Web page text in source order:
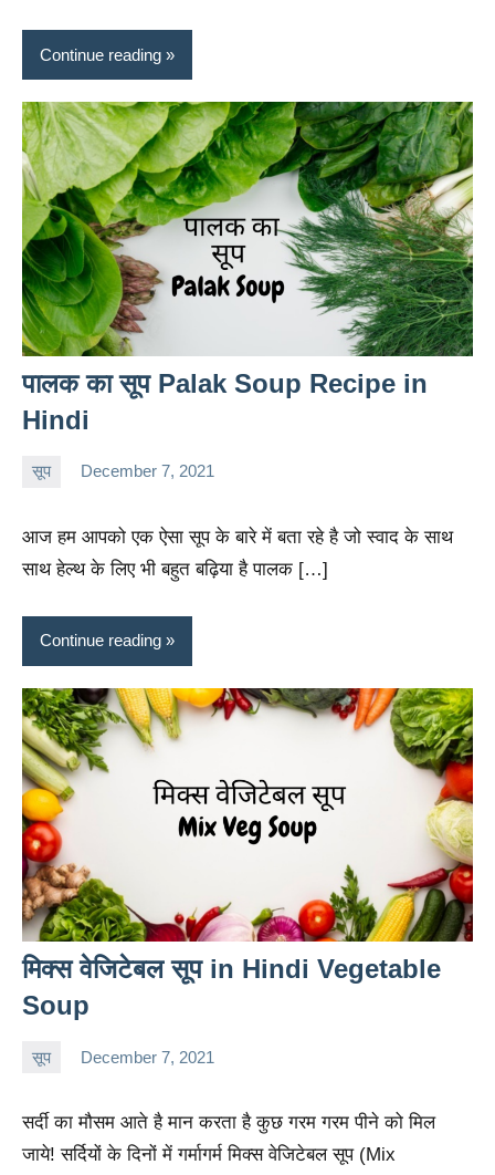
Continue reading
पालक का सूप Palak Soup Recipe in
Hindi
सूप December 7, 2021
charu
No
आज हम आपको एक ऐसा सूप के बारे में बता रहे है जो स्वाद के साथ
साथ हेल्थ के लिए भी बहुत बढ़िया है पालक […]
Continue reading
मिक्स वेजिटेबल सूप in Hindi Vegetable
Soup
सूप December 7, 2021
charu
No
सर्दी का मौसम आते है मान करता है कुछ गरम गरम पीने को मिल
जाये! सर्दियों के दिनों में गर्मागर्म मिक्स वेजिटेबल सूप (Mix